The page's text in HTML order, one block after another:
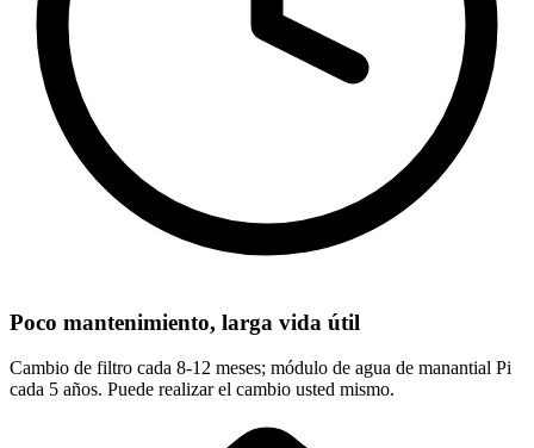
Poco mantenimiento, larga vida útil
Cambio de filtro cada 8-12 meses; módulo de agua de manantial Pi
cada 5 años. Puede realizar el cambio usted mismo.